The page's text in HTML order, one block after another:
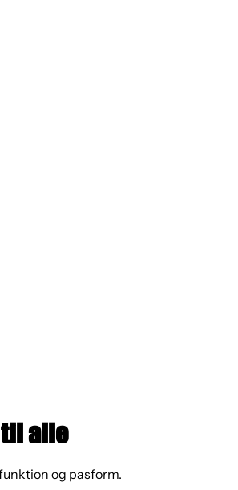
til alle
og pasform.